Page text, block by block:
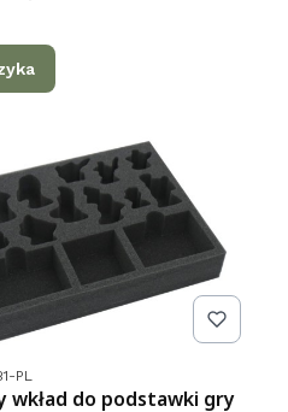
PL
wkład do podstawki gry